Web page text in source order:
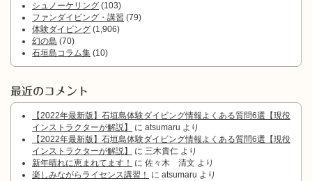
シュノーケリング (103)
ファンダイビング・講習 (79)
体験ダイビング (1,906)
幻の島 (70)
石垣島コラム集 (10)
最近のコメント
【2022年最新版】石垣島体験ダイビング情報よくある質問6選【現役
インストラクターが解説】
に atsumaru より
【2022年最新版】石垣島体験ダイビング情報よくある質問6選【現役
インストラクターが解説】
に 三木貴仁 より
新年晴れに恵まれてます！
に 佐々木 清文 より
楽しみながらライセンス講習！
に atsumaru より